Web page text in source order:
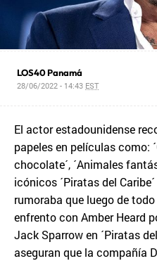
LOS40 Panamá
28/06/2022 - 14:43 EST
El actor estadounidense
papeles en películas como:
chocolate´, ´Animales
icónicos ´Piratas del
rumoraba que luego de
enfrento con Amber Heard
Jack Sparrow en ´Piratas
aseguran que la compañía